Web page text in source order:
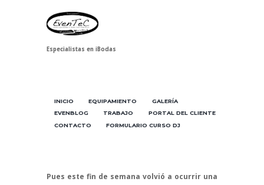
Especialistas en iBodas
INICIO EQUIPAMIENTO
GALERÍA
EVENBLOG
TRABAJO
PORTAL DEL CLIENTE
CONTACTO
FORMULARIO CURSO DJ
Pues este fin de semana volvió a ocurrir una